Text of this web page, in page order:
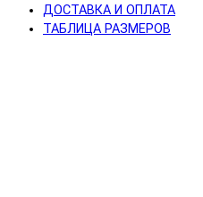
ДОСТАВКА И ОПЛАТА
ТАБЛИЦА РАЗМЕРОВ